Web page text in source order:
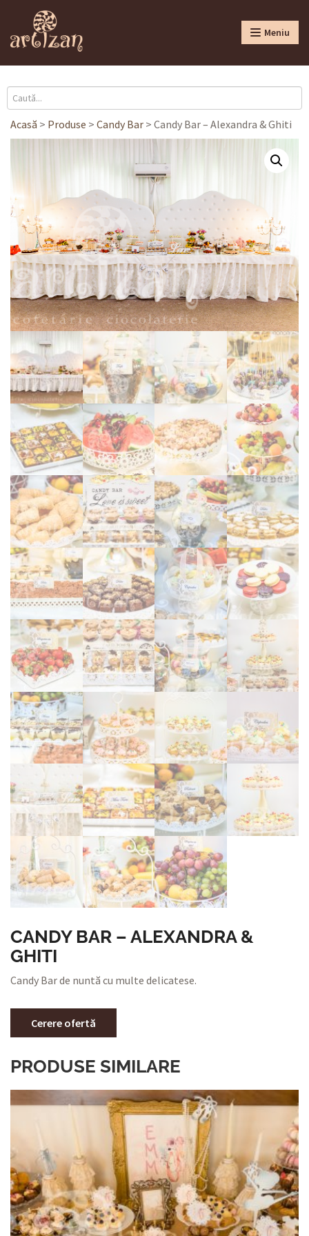
Meniu
Acasă > Produse > Candy Bar > Candy Bar – Alexandra & Ghiti
CANDY BAR – ALEXANDRA &
GHITI
Candy Bar de nuntă cu multe delicatese.
Cerere ofertă
PRODUSE SIMILARE